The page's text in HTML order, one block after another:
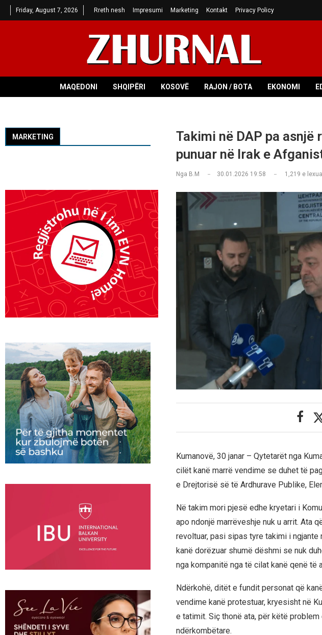
Friday, August 7, 2026 Rreth nesh Impresumi Marketing Kontakt Privacy Policy
MAQEDONI SHQIPËRI KOSOVË RAJON / BOTA EKONOMI
Takimi në DAP pa
punuar në Irak e
Nga B.M 30.01.2026 19:58 1,219 e
Kumanovë, 30 janar – Qytetarët nga
cilët kanë marrë vendime se duhet të
e Drejtorisë së të Ardhurave Publike,
Në takim mori pjesë edhe kryetari i
apo ndonjë marrëveshje nuk u arrit. Ata
revoltuar, pasi sipas tyre takimi i
kanë dorëzuar shumë dëshmi se nuk
nga kompanitë nga të cilat kanë qenë të
Ndërkohë, ditët e fundit personat që
vendime kanë protestuar, kryesisht në
e tatimit. Siç thonë ata, për këtë
ndërkombëtare.
MARKETING